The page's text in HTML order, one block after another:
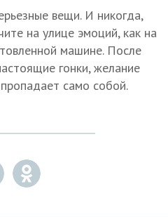
вещи. И никогда,
на улице эмоций, как на
машине. После
гонки, желание
само собой.